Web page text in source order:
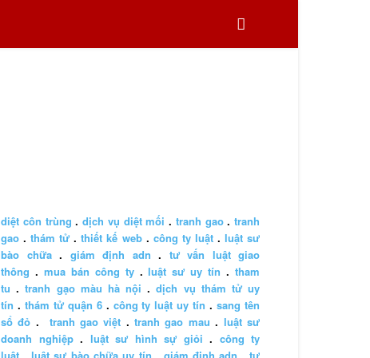
diệt côn trùng . dịch vụ diệt mối . tranh gao. tranh
gao .thám tử .thiết kế web. công ty luật.luật sư
bào chữa. giám định adn . tư vấn luật giao
thông . mua bán công ty.luật sư uy tín .tham
tu .tranh gạo màu hà nội .dịch vụ thám tử uy
tín . thám tử quận 6. công ty luật uy tín .sang tên
sổ đỏ . tranh gao việt .tranh gao mau . luật sư
doanh nghiệp. luật sư hình sự giỏi . công ty